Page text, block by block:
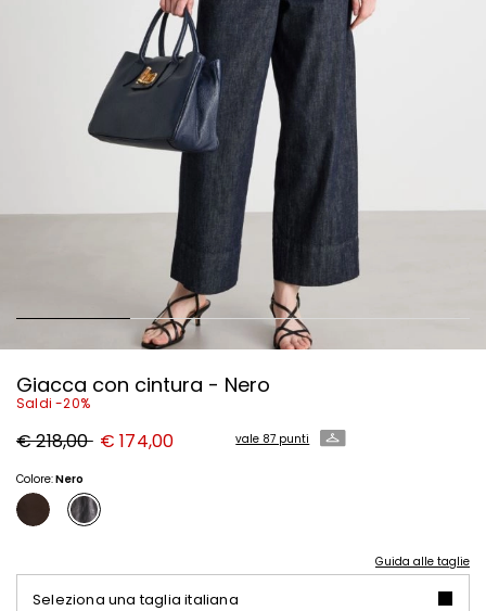
Giacca con cintura - Nero
Saldi -20%
Prezzo
originale
218,00
€ 218,00 Nuovo
prezzo
€ 174,00 vale 87 punti
Colore:Nero
Guida alle taglie
Seleziona una taglia italiana